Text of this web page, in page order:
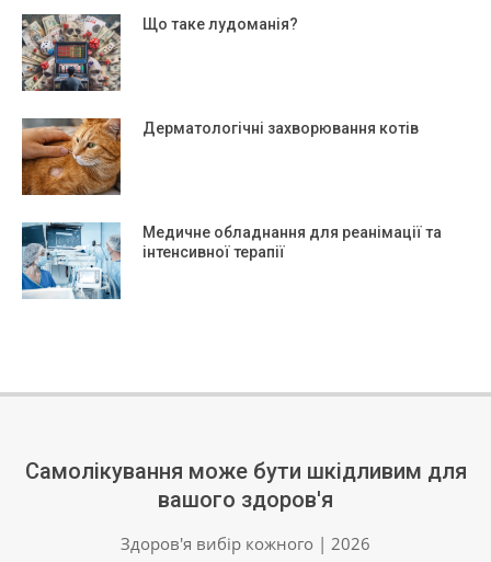
Що таке лудоманія?
Дерматологічні захворювання котів
Медичне обладнання для реанімації та
інтенсивної терапії
Самолікування може бути шкідливим для
вашого здоров'я
Здоров'я вибір кожного | 2026